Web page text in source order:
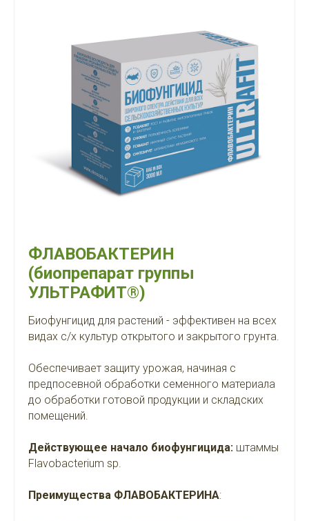
ФЛАВОБАКТЕРИН
(биопрепарат группы
УЛЬТРАФИТ®)
Биофунгицид для растений - эффективен на всех
видах с/х культур открытого и закрытого грунта.
Обеспечивает защиту урожая, начиная с
предпосевной обработки семенного материала
до обработки готовой продукции и складских
помещений.
Действующее начало биофунгицида: штаммы
Flavobacterium sp.
Преимущества ФЛАВОБАКТЕРИНА: